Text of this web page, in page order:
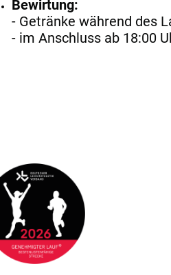
Bewirtung:
- Getränke während des
- im Anschluss ab 18:00